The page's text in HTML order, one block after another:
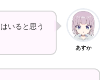
あすか
いると思う